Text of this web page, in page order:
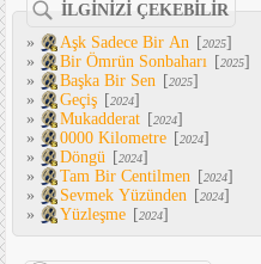
İLGİNİZİ ÇEKEBİLİR
»
Aşk Sadece Bir An [2025]
»
Bir Ömrün Sonbaharı [2025]
»
Başka Bir Sen [2025]
»
Geçiş [2024]
»
Mukadderat [2024]
»
0000 Kilometre [2024]
»
Döngü [2024]
»
Tam Bir Centilmen [2024]
»
Sevmek Yüzünden [2024]
»
Yüzleşme [2024]